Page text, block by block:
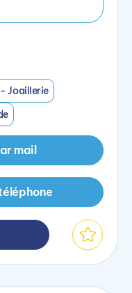
Joaillerie
mail